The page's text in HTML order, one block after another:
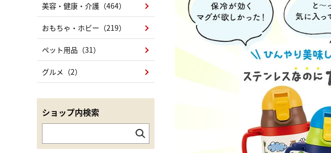
美容・健康・介護（464）
おもちゃ・ホビー（219）
ペット用品（31）
グルメ（2）
ショップ内検索